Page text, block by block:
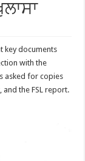
key documents
with the
asked for copies
the FSL report.